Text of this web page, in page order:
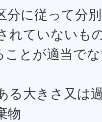
分に従って分
れていないも
ことが適当で
る大きさ又は
物